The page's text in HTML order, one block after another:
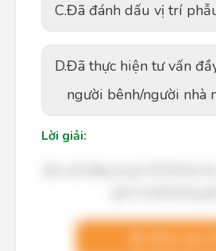
C.Đã đánh dấu vị trí
D.Đã thực hiện tư vấn
người bênh/người nhà
Lời giải: